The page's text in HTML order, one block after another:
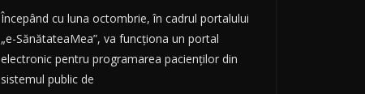
Începând cu luna octombrie, în cadrul portalului
„e-SănătateaMea”, va funcționa un portal
electronic pentru programarea pacienților din
sistemul public de